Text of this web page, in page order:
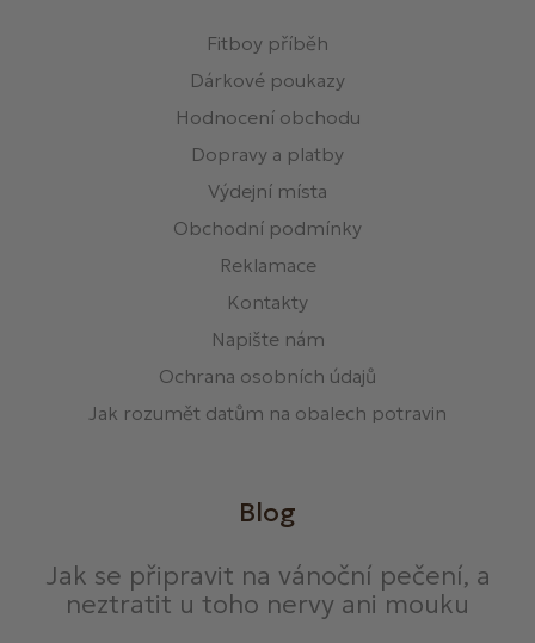
Fitboy příběh
Dárkové poukazy
Hodnocení obchodu
Dopravy a platby
Výdejní místa
Obchodní podmínky
Reklamace
Kontakty
Napište nám
Ochrana osobních údajů
Jak rozumět datům na obalech potravin
Blog
Jak se připravit na vánoční pečení, a
neztratit u toho nervy ani mouku